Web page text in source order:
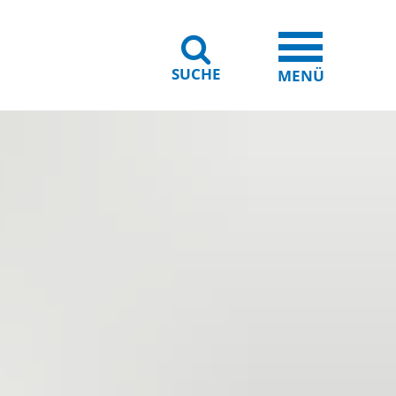
SUCHE MENÜ